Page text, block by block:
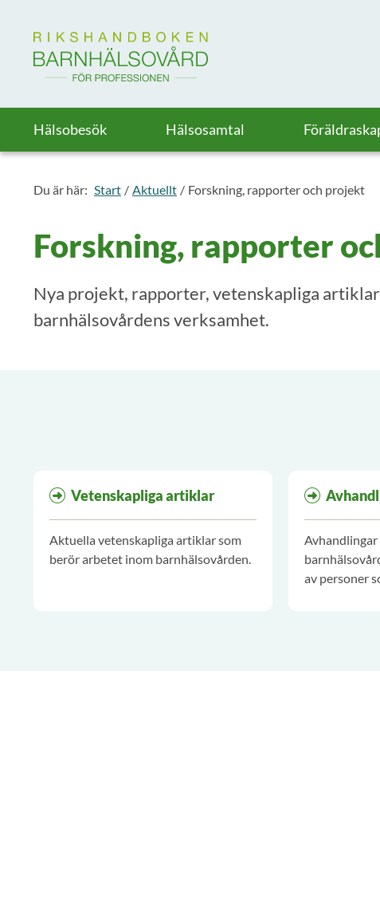
Till startsidan för Rikshandboken i barnhälsovård
Hälsobesök Hälsosamtal
Du är här: Start Aktuellt Forskning, rapporter och projekt
Forskning, rapporter
Nya projekt, rapporter, vetenskapliga
barnhälsovårdens verksamhet.
Vetenskapliga artiklar
Aktuella vetenskapliga artiklar som
berör arbetet inom barnhälsovården.
av personer